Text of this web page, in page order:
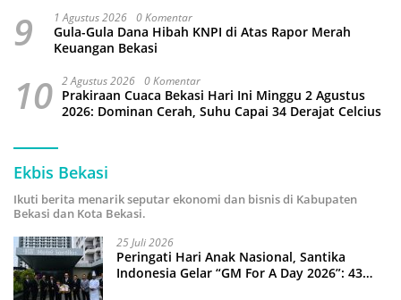
9 1 Agustus 2026 0 Komentar
Gula-Gula Dana Hibah KNPI di Atas Rapor Merah
Keuangan Bekasi
10 2 Agustus 2026 0 Komentar
Prakiraan Cuaca Bekasi Hari Ini Minggu 2 Agustus
2026: Dominan Cerah, Suhu Capai 34 Derajat Celcius
Ekbis Bekasi
Ikuti berita menarik seputar ekonomi dan bisnis di Kabupaten
Bekasi dan Kota Bekasi.
25 Juli 2026
Peringati Hari Anak Nasional, Santika
Indonesia Gelar “GM For A Day 2026”: 43